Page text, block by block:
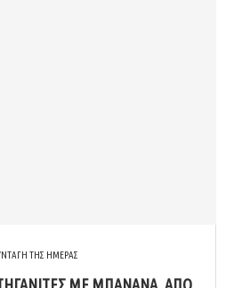
ΤΗΣ ΗΜΕΡΑΣ
ΜΕ ΜΠΑΝΆΝΑ, ΑΠΌ